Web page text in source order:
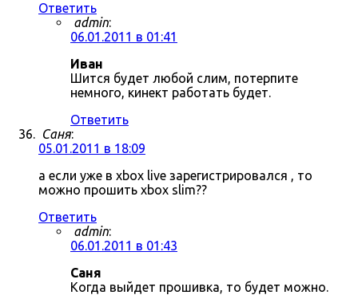
Ответить
admin:
06.01.2011 в 01:41
Иван
Шится будет любой слим, потерпите
немного, кинект работать будет.
Ответить
Саня:
05.01.2011 в 18:09
а если уже в xbox live зарегистрировался , то
можно прошить xbox slim??
Ответить
admin:
06.01.2011 в 01:43
Саня
Когда выйдет прошивка, то будет можно.